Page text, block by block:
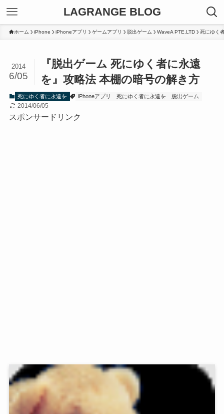
LAGRANGE BLOG
ホーム iPhone iPhoneアプリ ゲームアプリ 脱出ゲーム WaveA PTE.LTD 死にゆく
『脱出ゲーム 死にゆく者に永遠
を』攻略法 本棚の暗号の解き方
2014
6/05
死にゆく者に永遠を iPhoneアプリ 死にゆく者に永遠を 脱出ゲーム
2014/06/05
スポンサードリンク